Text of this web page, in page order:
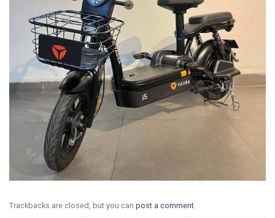
Trackbacks are closed, but you can post a comment